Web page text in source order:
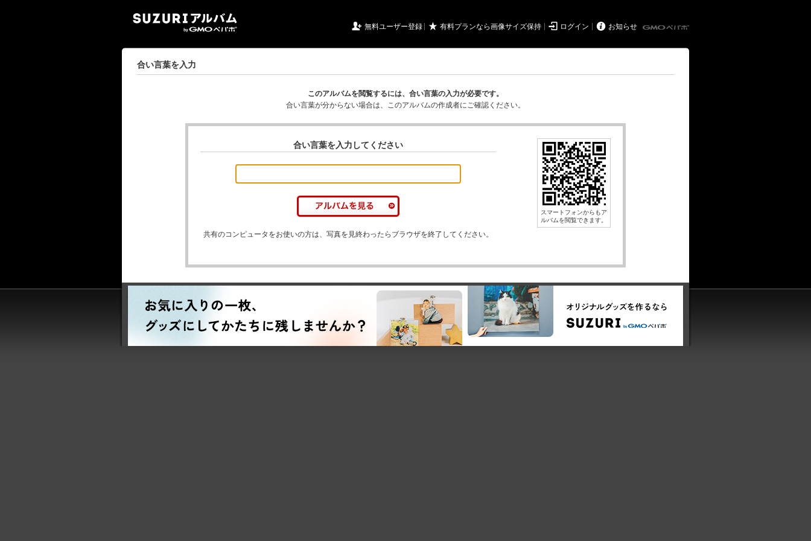
 無料ユーザー登録 ★ 有料プランなら画像サイズ保持  ログイン  お知らせ
合い言葉を入力
このアルバムを閲覧するには、合い言葉の入力が必要です。
合い言葉が分からない場合は、このアルバムの作成者にご確認ください。
合い言葉を入力してください
共有のコンピュータをお使いの方は、写真を見終わったらブラウザを終了してください。
スマートフォンからもア
ルバムを閲覧できます。